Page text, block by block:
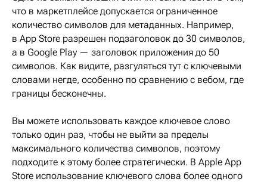
что в маркетплейсе допускается ограниченное
количество символов для метаданных. Например,
в App Store разрешен подзаголовок до 30 символов,
а в Google Play — заголовок приложения до 50
символов. Как видите, разгуляться тут с ключевыми
словами негде, особенно по сравнению с вебом, где
границы бесконечны.
Вы можете использовать каждое ключевое слово
только один раз, чтобы не выйти за пределы
максимального количества символов, поэтому
подходите к этому более стратегически. В Apple App
Store использование ключевого слова более одного